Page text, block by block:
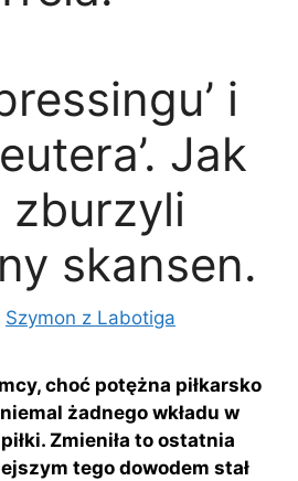
i
Jak
zburzyli
skansen.
Szymon z Labotiga
choć potężna piłkarsko
żadnego wkładu w
Zmieniła to ostatnia
tego dowodem stał